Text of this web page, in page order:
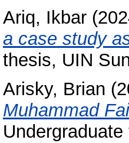
Ariq, Ikbar
a case study
thesis, UIN
Arisky, Brian
Muhammad